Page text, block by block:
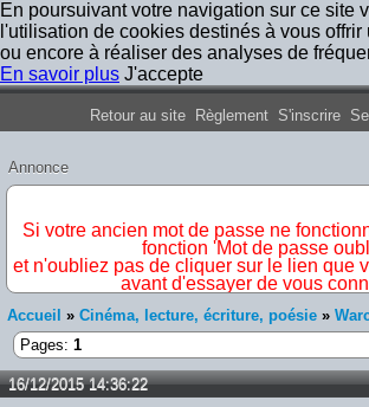
En poursuivant votre navigation sur ce site
l'utilisation de cookies destinés à vous
ou encore à réaliser des analyses de
En savoir plus J'accepte
Forum Iron Maiden
Retour au site Règlement S'inscrire
Annonce
Si votre ancien mot de passe ne
fonction 'Mot de passe
et n'oubliez pas de cliquer sur le lien que
avant d'essayer de vous
Accueil » Cinéma, lecture, écriture, poésie »
Pages: 1
16/12/2015 14:36:22